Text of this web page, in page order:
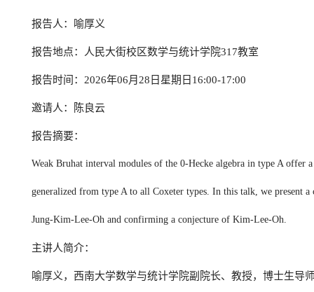
报告人：喻厚义
报告地点：人民大街校区数学与统计学院317教室
报告时间：2026年06月28日星期日16:00-17:00
邀请人：陈良云
报告摘要：
Weak Bruhat interval modules of the 0-Hecke algebra in type A offer
generalized from type A to all Coxeter types. In this talk, we present
Jung-Kim-Lee-Oh and confirming a conjecture of Kim-Lee-Oh.
主讲人简介：
喻厚义，西南大学数学与统计学院副院长、教授，博士生导